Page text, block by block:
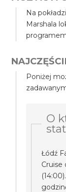
Na
Marshala
Poniżej
O
Łódź
Cruise